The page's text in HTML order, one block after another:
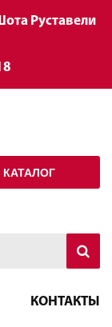
Руставели
КАТАЛОГ
КОНТАКТЫ